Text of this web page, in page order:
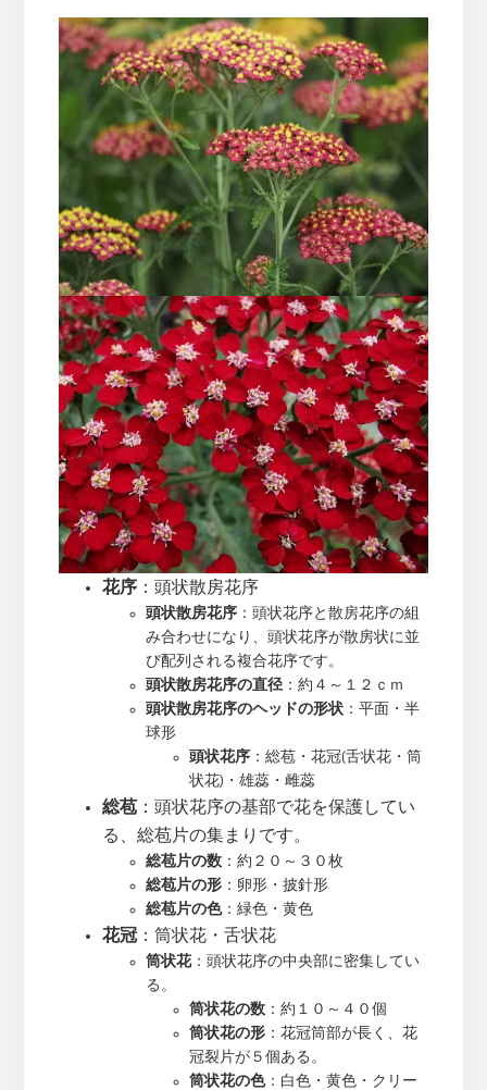
花序：頭状散房花序
頭状散房花序：頭状花序と散房花序の組
み合わせになり、頭状花序が散房状に並
び配列される複合花序です。
頭状散房花序の直径：約４～１２ｃｍ
頭状散房花序のヘッドの形状：平面・半
球形
頭状花序：総苞・花冠(舌状花・筒
状花)・雄蕊・雌蕊
総苞：頭状花序の基部で花を保護してい
る、総苞片の集まりです。
総苞片の数：約２０～３０枚
総苞片の形：卵形・披針形
総苞片の色：緑色・黄色
花冠：筒状花・舌状花
筒状花：頭状花序の中央部に密集してい
る。
筒状花の数：約１０～４０個
筒状花の形：花冠筒部が長く、花
冠裂片が５個ある。
筒状花の色：白色・黄色・クリー